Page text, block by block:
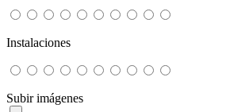
Instalaciones
Subir imágenes